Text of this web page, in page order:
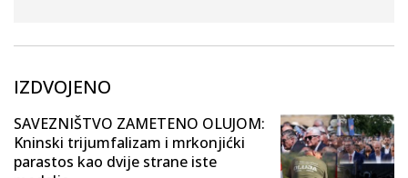
IZDVOJENO
SAVEZNIŠTVO ZAMETENO OLUJOM:
Kninski trijumfalizam i mrkonjićki
parastos kao dvije strane iste